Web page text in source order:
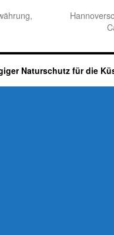
Naturschutz für die